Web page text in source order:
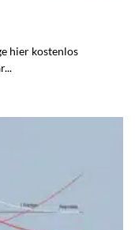
hier kostenlos